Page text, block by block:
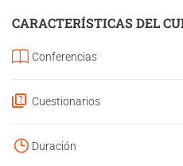
CARACTERÍSTICAS DEL
Conferencias
Cuestionarios
Duración